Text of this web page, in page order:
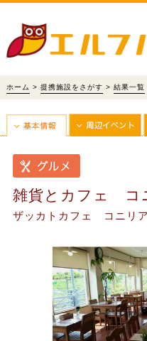
ホーム > 提携施設をさがす > 結果一覧
雑貨とカフェ コ
ザッカトカフェ コニリア